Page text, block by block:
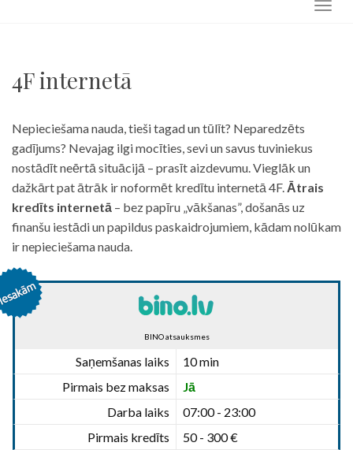
4F internetā
Nepieciešama nauda, tieši tagad un tūlīt? Neparedzēts
gadījums? Nevajag ilgi mocīties, sevi un savus tuviniekus
nostādīt neērtā situācijā – prasīt aizdevumu. Vieglāk un
dažkārt pat ātrāk ir noformēt kredītu internetā 4F. Ātrais
kredīts internetā – bez papīru „vākšanas”, došanās uz
finanšu iestādi un papildus paskaidrojumiem, kādam nolūkam
ir nepieciešama nauda.
BINO atsauksmes
Saņemšanas laiks
10 min
Pirmais bez maksas
Jā
Darba laiks
07:00 - 23:00
Pirmais kredīts
50 - 300 €